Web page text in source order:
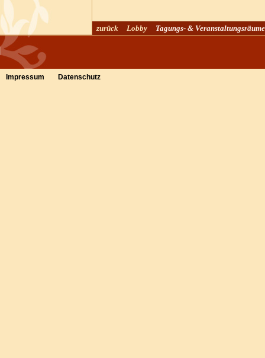
zurück Lobby Tagungs- & Veranstaltungsräume
Impressum Datenschutz